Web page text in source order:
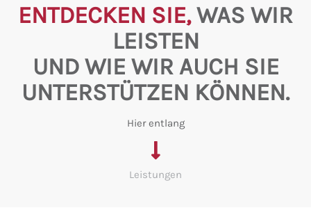
ENTDECKEN SIE,WAS WIR
LEISTEN
UND WIE WIR AUCH SIE
UNTERSTÜTZEN KÖNNEN.
Hier entlang
Leistungen